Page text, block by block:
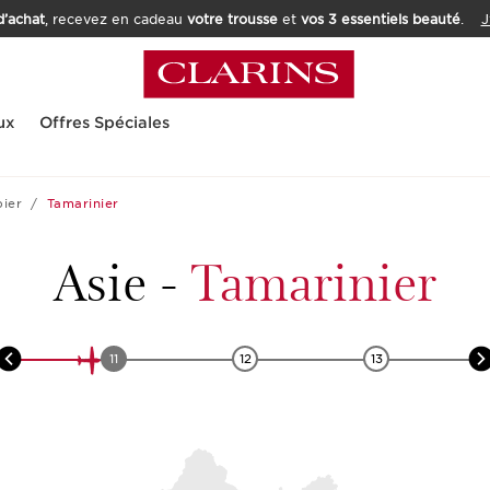
, recevez en cadeau votre trousseet vos 3 essentiels beauté.
Offres Spéciales
Tamarinier
Asie - Tamarinier
11 12 13